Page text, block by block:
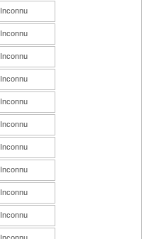
Inconnu
Inconnu
Inconnu
Inconnu
Inconnu
Inconnu
Inconnu
Inconnu
Inconnu
Inconnu